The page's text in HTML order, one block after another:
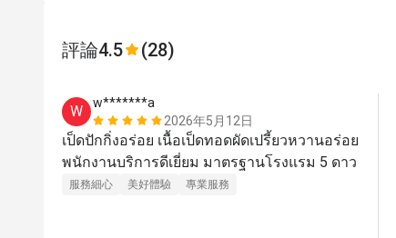
評論4.5 (28)
W
w*******a
2026年5月12日
เป็ดปักกิ่งอร่อย เนื้อเป็ดทอดผัดเปรี้ยวหวานอร่อย
服務細心 美好體驗 專業服務